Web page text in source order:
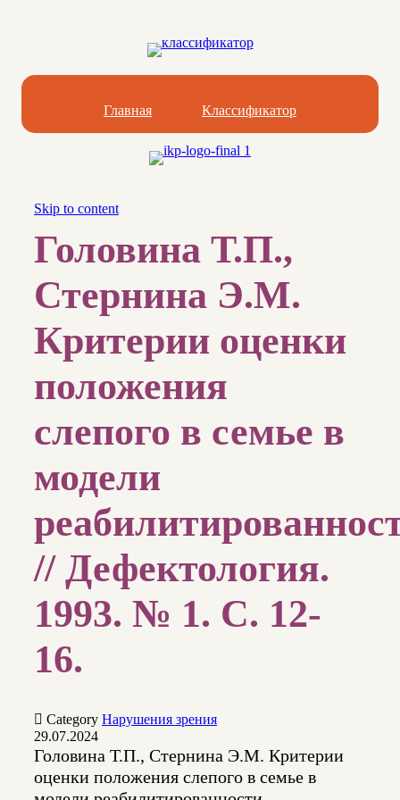
Главная Классификатор
Skip to content
Головина Т.П.,
Стернина Э.М.
Критерии оценки
положения
слепого в семье в
модели
// Дефектология.
1993. № 1. С. 12-
16.
 Category Нарушения зрения
29.07.2024
Головина Т.П., Стернина Э.М. Критерии
оценки положения слепого в семье в